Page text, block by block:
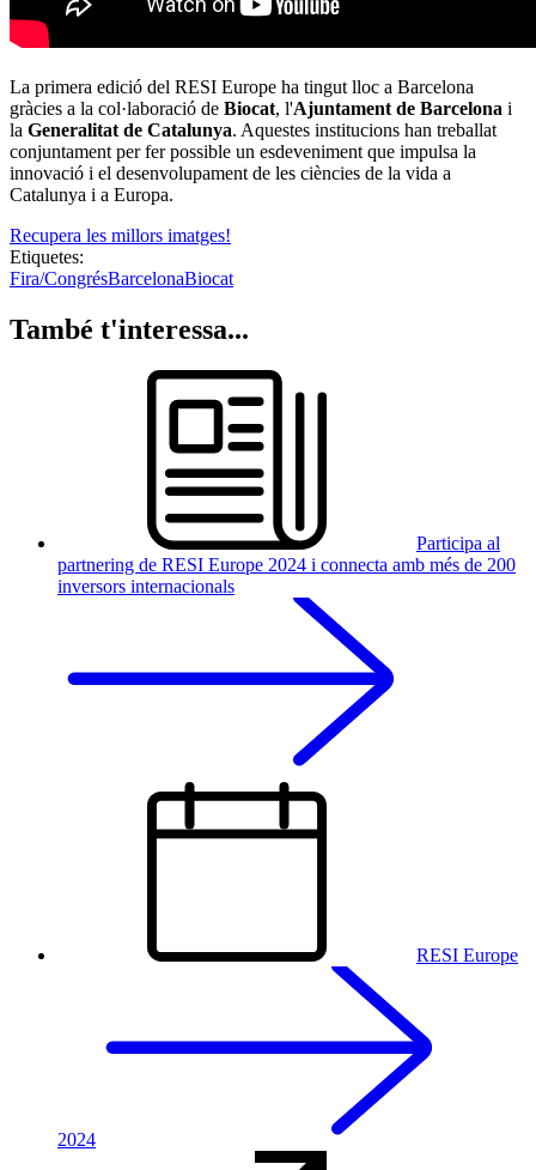
La primera edició del RESI Europe ha tingut lloc a Barcelona
gràcies a la col·laboració de Biocat, l'Ajuntament de Barcelona i
la Generalitat de Catalunya. Aquestes institucions han treballat
conjuntament per fer possible un esdeveniment que impulsa la
innovació i el desenvolupament de les ciències de la vida a
Catalunya i a Europa.
Recupera les millors imatges!
Etiquetes:
Fira/CongrésBarcelonaBiocat
També t'interessa...
Participa al
partnering de RESI Europe 2024 i connecta amb més de 200
inversors internacionals
RESI Europe
2024